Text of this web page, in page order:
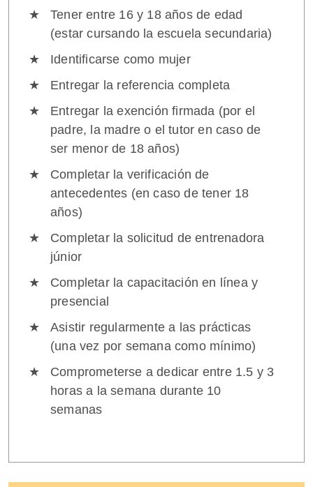
Tener entre 16 y 18 años de edad
(estar cursando la escuela secundaria)
Identificarse como mujer
Entregar la referencia completa
Entregar la exención firmada (por el
padre, la madre o el tutor en caso de
ser menor de 18 años)
Completar la verificación de
antecedentes (en caso de tener 18
años)
Completar la solicitud de entrenadora
júnior
Completar la capacitación en línea y
presencial
Asistir regularmente a las prácticas
(una vez por semana como mínimo)
Comprometerse a dedicar entre 1.5 y 3
horas a la semana durante 10
semanas